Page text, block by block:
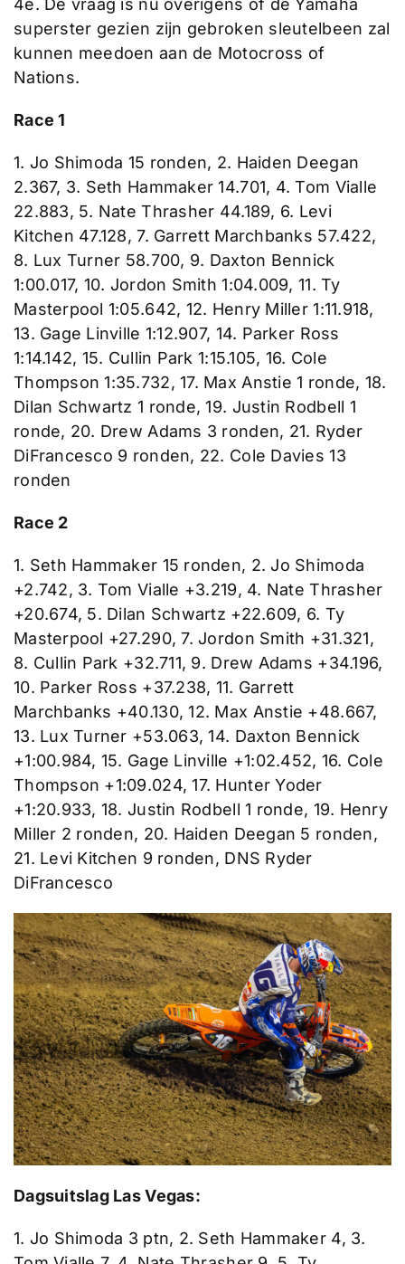
4e. De vraag is nu overigens of de Yamaha
superster gezien zijn gebroken sleutelbeen zal
kunnen meedoen aan de Motocross of
Nations.
Race 1
1. Jo Shimoda 15 ronden, 2. Haiden Deegan
2.367, 3. Seth Hammaker 14.701, 4. Tom Vialle
22.883, 5. Nate Thrasher 44.189, 6. Levi
Kitchen 47.128, 7. Garrett Marchbanks 57.422,
8. Lux Turner 58.700, 9. Daxton Bennick
1:00.017, 10. Jordon Smith 1:04.009, 11. Ty
Masterpool 1:05.642, 12. Henry Miller 1:11.918,
13. Gage Linville 1:12.907, 14. Parker Ross
1:14.142, 15. Cullin Park 1:15.105, 16. Cole
Thompson 1:35.732, 17. Max Anstie 1 ronde, 18.
Dilan Schwartz 1 ronde, 19. Justin Rodbell 1
ronde, 20. Drew Adams 3 ronden, 21. Ryder
DiFrancesco 9 ronden, 22. Cole Davies 13
ronden
Race 2
1. Seth Hammaker 15 ronden, 2. Jo Shimoda
+2.742, 3. Tom Vialle +3.219, 4. Nate Thrasher
+20.674, 5. Dilan Schwartz +22.609, 6. Ty
Masterpool +27.290, 7. Jordon Smith +31.321,
8. Cullin Park +32.711, 9. Drew Adams +34.196,
10. Parker Ross +37.238, 11. Garrett
Marchbanks +40.130, 12. Max Anstie +48.667,
13. Lux Turner +53.063, 14. Daxton Bennick
+1:00.984, 15. Gage Linville +1:02.452, 16. Cole
Thompson +1:09.024, 17. Hunter Yoder
+1:20.933, 18. Justin Rodbell 1 ronde, 19. Henry
Miller 2 ronden, 20. Haiden Deegan 5 ronden,
21. Levi Kitchen 9 ronden, DNS Ryder
DiFrancesco
Dagsuitslag Las Vegas:
1. Jo Shimoda 3 ptn, 2. Seth Hammaker 4, 3.